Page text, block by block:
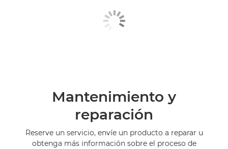
Mantenimiento y
reparación
Reserve un servicio, envíe un producto a reparar u
obtenga más información sobre el proceso de